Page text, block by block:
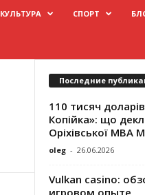
КУЛЬТУРА СПОРТ
Последние
110 тисяч
Копійка»: що
Оріхівської МВА
oleg - 26.06.2026
Vulkan casino:
игровом опыте